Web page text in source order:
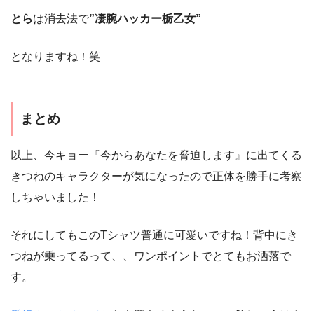
とらは消去法で”凄腕ハッカー栃乙女”
となりますね！笑
まとめ
以上、今キョー『今からあなたを脅迫します』に出てくる
きつねのキャラクターが気になったので正体を勝手に考察
しちゃいました！
それにしてもこのTシャツ普通に可愛いですね！背中にき
つねが乗ってるって、、ワンポイントでとてもお洒落で
す。